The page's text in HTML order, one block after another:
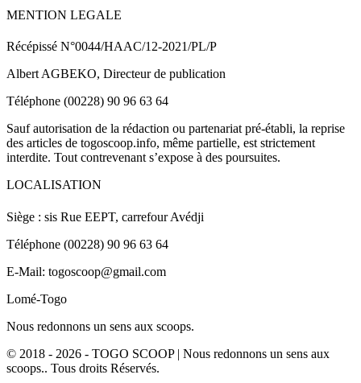
MENTION LEGALE
Récépissé N°0044/HAAC/12-2021/PL/P
Albert AGBEKO, Directeur de publication
Téléphone (00228) 90 96 63 64
Sauf autorisation de la rédaction ou partenariat pré-établi, la reprise
des articles de togoscoop.info, même partielle, est strictement
interdite. Tout contrevenant s’expose à des poursuites.
LOCALISATION
Siège : sis Rue EEPT, carrefour Avédji
Téléphone (00228) 90 96 63 64
E-Mail: togoscoop@gmail.com
Lomé-Togo
Nous redonnons un sens aux scoops.
© 2018 - 2026 - TOGO SCOOP | Nous redonnons un sens aux
scoops.. Tous droits Réservés.